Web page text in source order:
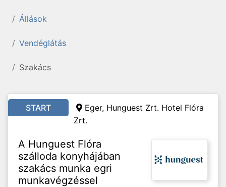
Állások
Vendéglátás
Szakács
START
Eger, Hunguest Zrt. Hotel Flóra
Zrt.
A Hunguest Flóra
szálloda konyhájában
szakács munka egri
munkavégzéssel